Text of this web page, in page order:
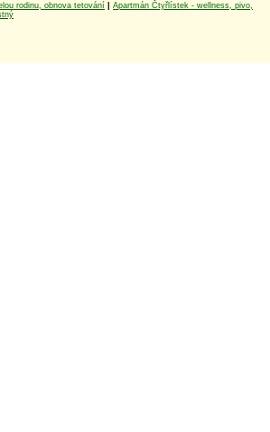
rodinu, obnova tetování
Apartmán Čtyřlístek - wellness, pivo,